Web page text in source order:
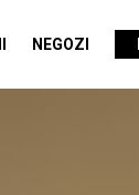
NEGOZI